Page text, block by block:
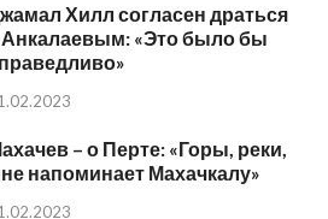
Хилл согласен драться
Анкалаевым: «Это было бы
– о Перте: «Горы, реки,
напоминает Махачкалу»